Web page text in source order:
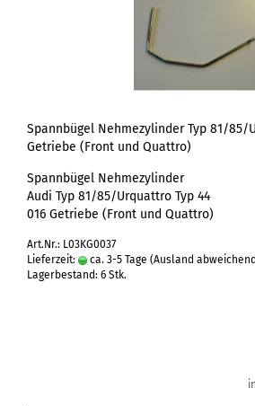
Spannbügel Nehmezylinder Typ 81/85/
Getriebe (Front und Quattro)
Spannbügel Nehmezylinder
Audi Typ 81/85/Urquattro Typ 44
016 Getriebe (Front und Quattro)
Art.Nr.: L03KG0037
Lieferzeit:
ca. 3-5 Tage (Ausland
Lagerbestand: 6 Stk.